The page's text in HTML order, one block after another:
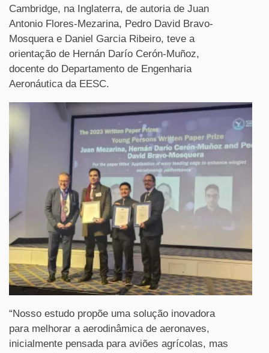
Cambridge, na Inglaterra, de autoria de Juan
Antonio Flores-Mezarina, Pedro David Bravo-
Mosquera e Daniel Garcia Ribeiro, teve a
orientação de Hernán Darío Cerón-Muñoz,
docente do Departamento de Engenharia
Aeronáutica da EESC.
“Nosso estudo propõe uma solução inovadora
para melhorar a aerodinâmica de aeronaves,
inicialmente pensada para aviões agrícolas, mas